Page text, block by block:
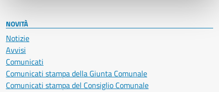
NOVITÀ
Notizie
Avvisi
Comunicati
Comunicati stampa della Giunta Comunale
Comunicati stampa del Consiglio Comunale